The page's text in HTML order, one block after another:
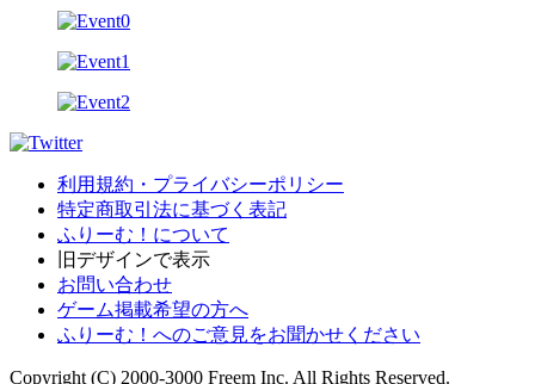
利用規約・プライバシーポリシー
特定商取引法に基づく表記
ふりーむ！について
旧デザインで表示
お問い合わせ
ゲーム掲載希望の方へ
ふりーむ！へのご意見をお聞かせください
Copyright (C) 2000-3000 Freem Inc. All Rights Reserved.